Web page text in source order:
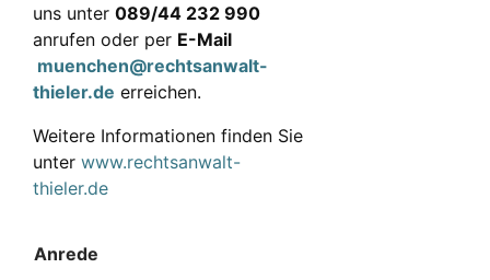
uns unter 089/44 232 990
anrufen oder per E-Mail
muenchen@rechtsanwalt-
thieler.de erreichen.
Weitere Informationen finden Sie
unter www.rechtsanwalt-
thieler.de
Anrede